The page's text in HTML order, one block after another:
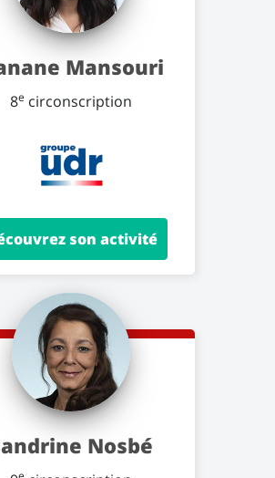
Mansouri
8e circonscription
son activité
Nosbé